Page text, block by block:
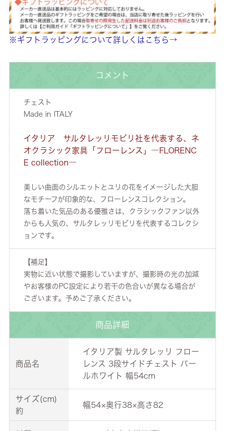
※ギフトラッピングについて詳しくはこちら→
コメント
チェスト
Made in ITALY
イタリア サルタレッリモビリ社を代表する、ネ
オクラシック家具「フローレンス」―FLORENC
E collection―
美しい曲面のシルエットとユリの花をイメージした大胆
なモチーフが印象的な、フローレンスコレクション。
落ち着いた気品のある優雅さは、クラシックファン以外
からも人気の、サルタレッリモビリを代表するコレクシ
ョンです。
【補足】
実物に近い状態で撮影していますが、撮影時の光の加減
やお客様のPC設定により若干の色合いが異なる場合が
ございます。予めご了承ください。
商品詳細
商品名
イタリア製 サルタレッリ フロー
レンス 3段サイドチェスト パー
ルホワイト 幅54cm
サイズ(cm)
約
幅54×奥行38×高さ82